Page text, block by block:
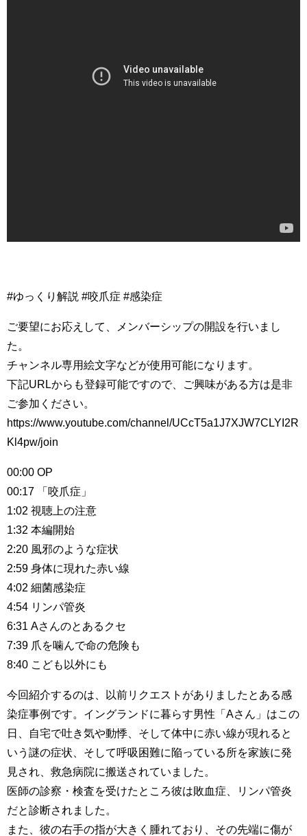
#ゆっくり解説 #咬爪症 #感染症
ご要望にお応えして、メンバーシップの開設を行いまし
た。
チャンネル専用絵文字などが使用可能になります。
下記URLからも登録可能ですので、ご興味がある方は是非
ご参加ください。
https://www.youtube.com/channel/UCcT5a1J7XJW7CLYI2R
Kl4pw/join
00:00 OP
00:17 「咬爪症」
1:02 視聴上の注意
1:32 本編開始
2:20 風邪のような症状
2:59 身体に現れた赤い線
4:02 細菌感染症
4:54 リンパ管炎
6:31 Aさんのとあるクセ
7:39 爪を噛んで命の危険も
8:40 こども以外にも
今回紹介するのは、以前リクエストがありましたとある感
染症事例です。イングランドに暮らす男性「Aさん」はこの
日、自宅で吐き気や動悸、そして体中に赤い線が現れると
いう謎の症状、そして呼吸困難に陥っている所を家族に発
見され、救急病院に搬送されていました。
医師の診察・検査を受けたところ彼は敗血症、リンパ管炎
だと診断されました。
また、彼の右手の指が大きく腫れており、その先端に傷が